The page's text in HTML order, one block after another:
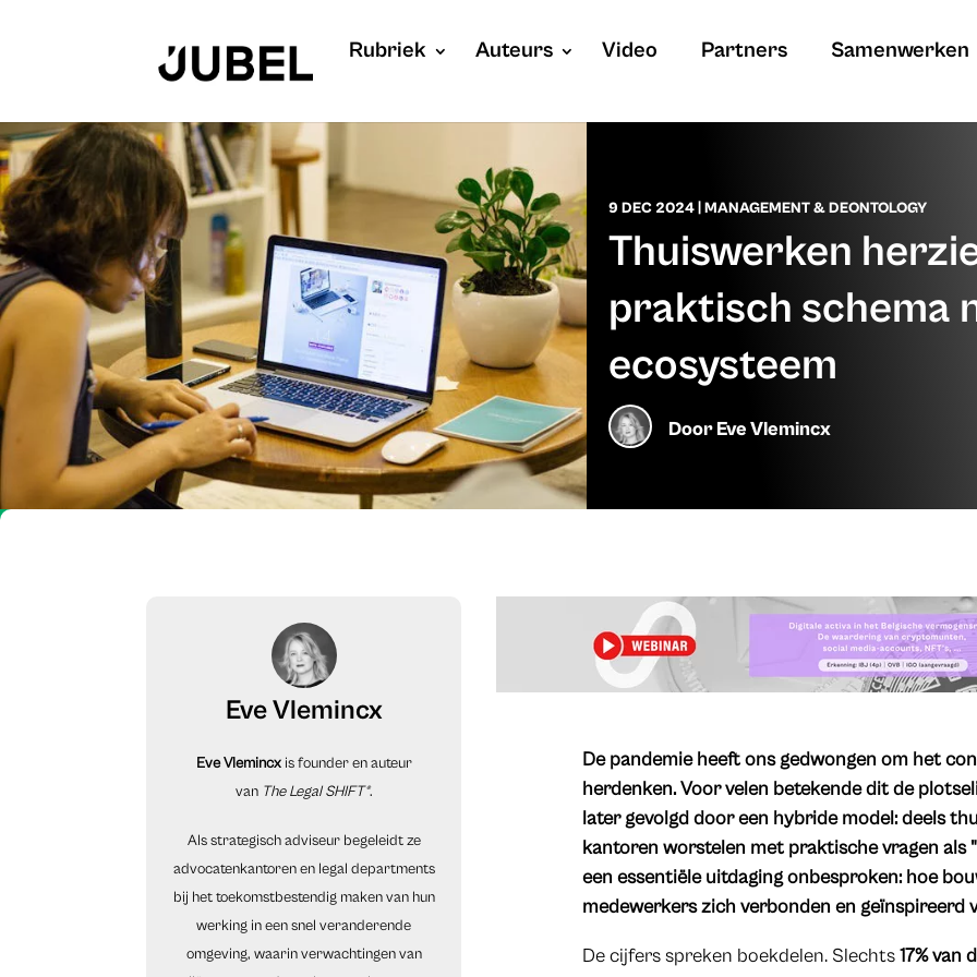
Rubriek Auteurs Video Partners Samenwerken
9 DEC 2024| MANAGEMENT & DEONTOLOGY
Thuiswerken
praktisch schema
ecosysteem
DoorEve Vlemincx
Eve Vlemincx
Eve Vlemincxis founder en auteur
van The Legal SHIFT®.
Als strategisch adviseur begeleidt ze
advocatenkantoren en legal departments
bij het toekomstbestendig maken van hun
werking in een snel veranderende
omgeving, waarin verwachtingen van
De pandemie heeft ons gedwongen om het
herdenken. Voor velen betekende dit de
later gevolgd door een hybride model: deels
kantoren worstelen met praktische vragen als
een essentiële uitdaging onbesproken: hoe
medewerkers zich verbonden en geïnspireerd
De cijfers spreken boekdelen. Slechts17% van